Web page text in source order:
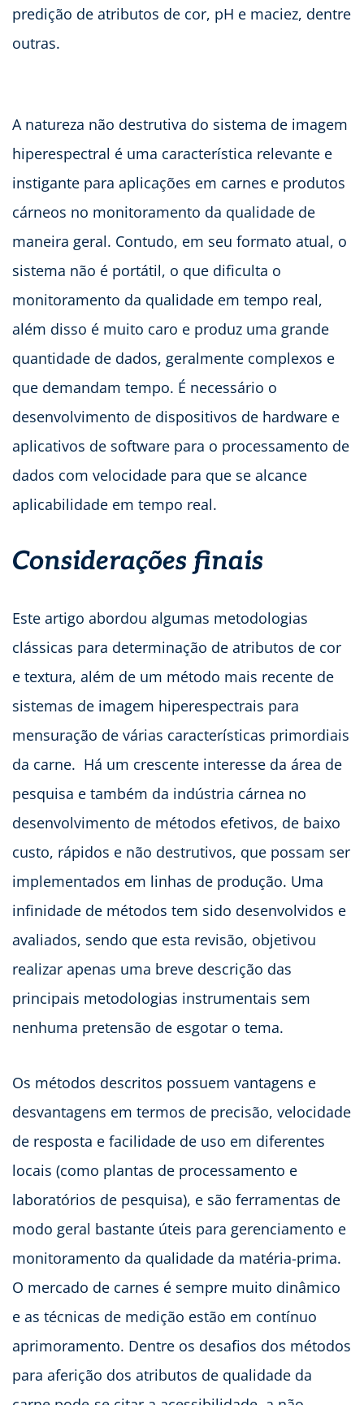
predição de atributos de cor, pH e maciez, dentre
outras.
A natureza não destrutiva do sistema de imagem
hiperespectral é uma característica relevante e
instigante para aplicações em carnes e produtos
cárneos no monitoramento da qualidade de
maneira geral. Contudo, em seu formato atual, o
sistema não é portátil, o que dificulta o
monitoramento da qualidade em tempo real,
além disso é muito caro e produz uma grande
quantidade de dados, geralmente complexos e
que demandam tempo. É necessário o
desenvolvimento de dispositivos de hardware e
aplicativos de software para o processamento de
dados com velocidade para que se alcance
aplicabilidade em tempo real.
Considerações finais
Este artigo abordou algumas metodologias
clássicas para determinação de atributos de cor
e textura, além de um método mais recente de
sistemas de imagem hiperespectrais para
mensuração de várias características primordiais
da carne. Há um crescente interesse da área de
pesquisa e também da indústria cárnea no
desenvolvimento de métodos efetivos, de baixo
custo, rápidos e não destrutivos, que possam ser
implementados em linhas de produção. Uma
infinidade de métodos tem sido desenvolvidos e
avaliados, sendo que esta revisão, objetivou
realizar apenas uma breve descrição das
principais metodologias instrumentais sem
nenhuma pretensão de esgotar o tema.
Os métodos descritos possuem vantagens e
desvantagens em termos de precisão, velocidade
de resposta e facilidade de uso em diferentes
locais (como plantas de processamento e
laboratórios de pesquisa), e são ferramentas de
modo geral bastante úteis para gerenciamento e
monitoramento da qualidade da matéria-prima.
O mercado de carnes é sempre muito dinâmico
e as técnicas de medição estão em contínuo
aprimoramento. Dentre os desafios dos métodos
para aferição dos atributos de qualidade da